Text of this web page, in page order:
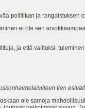
politiikan ja rangaistuksen
ei ole sen
ja että valituksi
tien
ole samoja